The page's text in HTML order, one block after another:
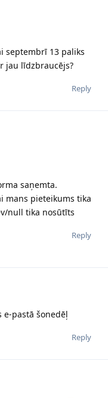
septembrī 13 paliks
jau līdzbraucējs?
Reply
saņemta.
mans pieteikums tika
null tika nosūtīts
Reply
e-pastā šonedēļ
Reply